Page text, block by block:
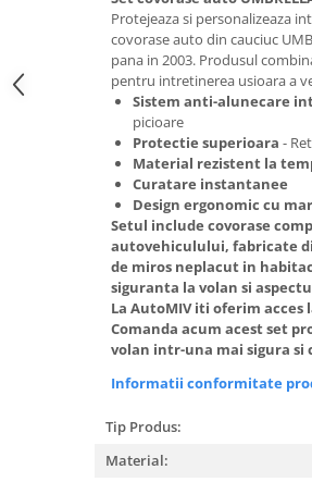
Pompa Spalator Parbriz
Accesorii Camioane
Lampi si Proiectoare Camion
Marcaje si Echipamente de
Accesorii Cabina Camion
Echipamente Electrice si
Echipamente ADR si Utilitare
Uleiuri si Lichide Auto
Aditivi Ulei Motor
Aditivi DPF, Sistem Racire si
Protejeaza si personalizeaza
covorase auto din cauciuc
pana in 2003. Produsul
pentru intretinerea usioara a
Sistem anti-alunecare
picioare
Protectie superioara -
Material rezistent la
Curatare instantanee
Design ergonomic cu
Setul include covorase
autovehiculului, fabricate
de miros neplacut in
siguranta la volan si
La AutoMIV iti oferim
Comanda acum acest set
volan intr-una mai sigura si
Informatii conformitate
Tip Produs:
Material: